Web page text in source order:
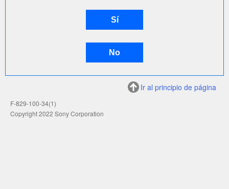
Ir al principio de página
F-829-100-34(1)
Copyright 2022 Sony Corporation